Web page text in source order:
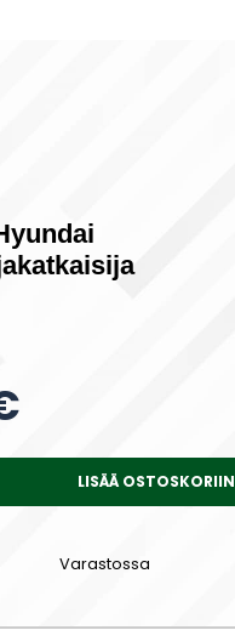
LISÄÄ OSTOSKORIIN
Varastossa